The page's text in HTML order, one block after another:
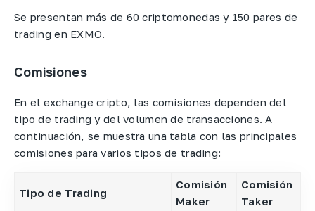
Se presentan más de 60 criptomonedas y 150 pares de
trading en EXMO.
Comisiones
En el exchange cripto, las comisiones dependen del
tipo de trading y del volumen de transacciones. A
continuación, se muestra una tabla con las principales
comisiones para varios tipos de trading:
Tipo de Trading
Comisión
Maker
Comisión
Taker